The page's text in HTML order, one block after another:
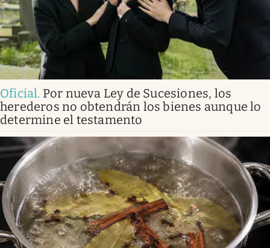
Oficial. Por nueva Ley de Sucesiones, los
herederos no obtendrán los bienes aunque lo
determine el testamento